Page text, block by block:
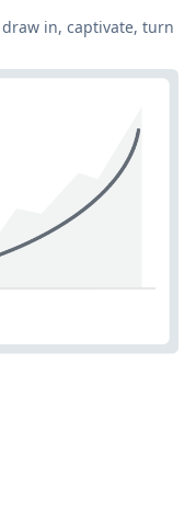
in, captivate, turn